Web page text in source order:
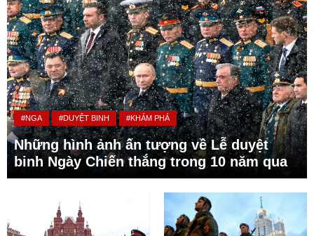
#NGA #DUYỆT BINH #KHÁM PHÁ
Những hình ảnh ấn tượng về Lễ duyệt
binh Ngày Chiến thắng trong 10 năm qua